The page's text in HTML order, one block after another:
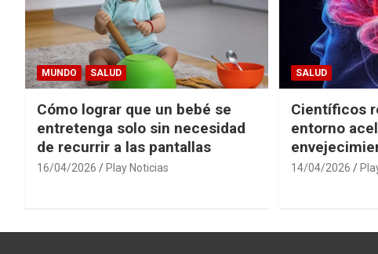
MUNDO SALUD
Cómo lograr que un bebé se
entretenga solo sin necesidad
de recurrir a las pantallas
16/04/2026 Play Noticias
SALUD
Científicos
entorno
14/04/2026